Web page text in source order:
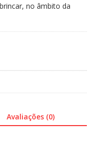
no âmbito da
Avaliações (0)